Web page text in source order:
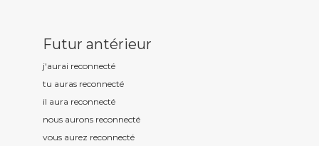
Futur antérieur
j'aurai reconnecté
tu auras reconnecté
il aura reconnecté
nous aurons reconnecté
vous aurez reconnecté